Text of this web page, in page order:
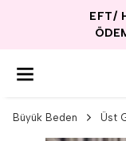
EFT/
Büyük Beden Üst